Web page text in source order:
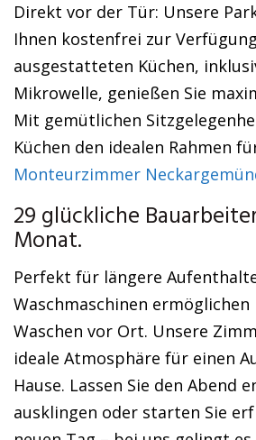
Direkt vor der Tür: Unsere
Ihnen kostenfrei zur
ausgestatteten Küchen,
Mikrowelle, genießen Sie
Mit gemütlichen
Küchen den idealen Rahmen
Monteurzimmer
29 glückliche
Monat.
Perfekt für längere
Waschmaschinen
Waschen vor Ort. Unsere
ideale Atmosphäre für einen
Hause. Lassen Sie den Abend
ausklingen oder starten Sie